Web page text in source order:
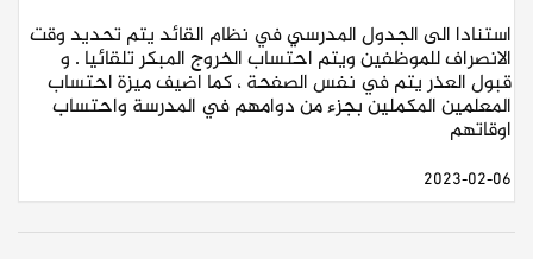
استنادا الى الجدول المدرسي في نظام القائد يتم تحديد وقت
الانصراف للموظفين ويتم احتساب الخروج المبكر تلقائيا . و
قبول العذر يتم في نفس الصفحة ، كما اضيف ميزة احتساب
المعلمين المكملين بجزء من دوامهم في المدرسة واحتساب
اوقاتهم
2023-02-06